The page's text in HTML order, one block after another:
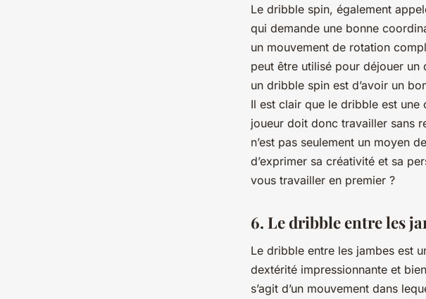
Le dribble spin, également
qui demande une bonne
un mouvement de rotation
peut être utilisé pour déjouer
un dribble spin est d’avoir un
Il est clair que le dribble est une
joueur doit donc travailler sans
n’est pas seulement un moyen
d’exprimer sa créativité et sa
vous travailler en premier ?
6. Le dribble entre les
Le dribble entre les jambes est
dextérité impressionnante et
s’agit d’un mouvement dans